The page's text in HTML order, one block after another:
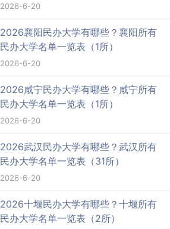
2026-6-20
2026襄阳民办大学有哪些？襄阳所有
民办大学名单一览表（1所）
2026-6-20
2026咸宁民办大学有哪些？咸宁所有
民办大学名单一览表（1所）
2026-6-20
2026武汉民办大学有哪些？武汉所有
民办大学名单一览表（31所）
2026-6-20
2026十堰民办大学有哪些？十堰所有
民办大学名单一览表（2所）